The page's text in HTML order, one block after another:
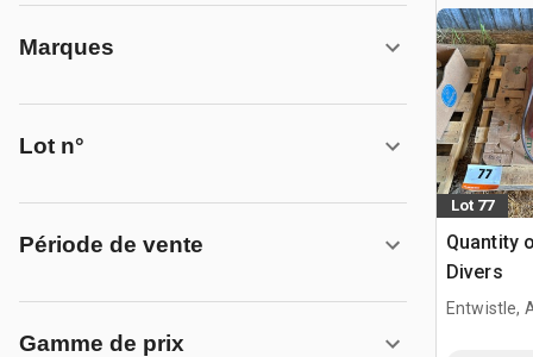
Marques
Lot n°
Période de vente
Gamme de prix
Lot 77
Quantity
Divers
Entwistle,